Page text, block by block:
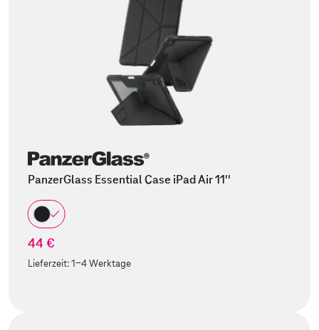
PanzerGlass Essential Case iPad Air 11''
44 €
Lieferzeit:1-4 Werktage